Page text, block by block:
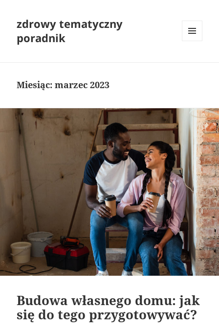
zdrowy tematyczny
poradnik
Miesiąc:marzec 2023
Budowa własnego domu: jak
się do tego przygotowywać?